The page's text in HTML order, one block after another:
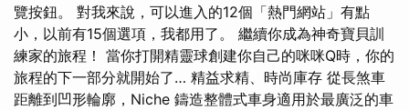
覽按鈕。 對我來說，可以進入的12個「熱門網站」有點
小，以前有15個選項，我都用了。 繼續你成為神奇寶貝訓
練家的旅程！ 當你打開精靈球創建你自己的咪咪Q時，你的
旅程的下一部分就開始了… 精益求精、時尚庫存 從長煞車
距離到凹形輪廓，Niche 鑄造整體式車身適用於最廣泛的車